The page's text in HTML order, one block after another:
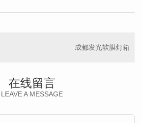
成都发光软膜灯箱
在线留言
LEAVE A MESSAGE